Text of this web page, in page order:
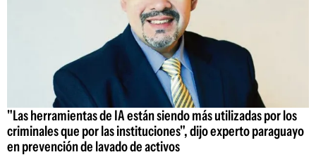
"Las herramientas de IA están siendo más utilizadas por los
criminales que por las instituciones", dijo experto paraguayo
en prevención de lavado de activos